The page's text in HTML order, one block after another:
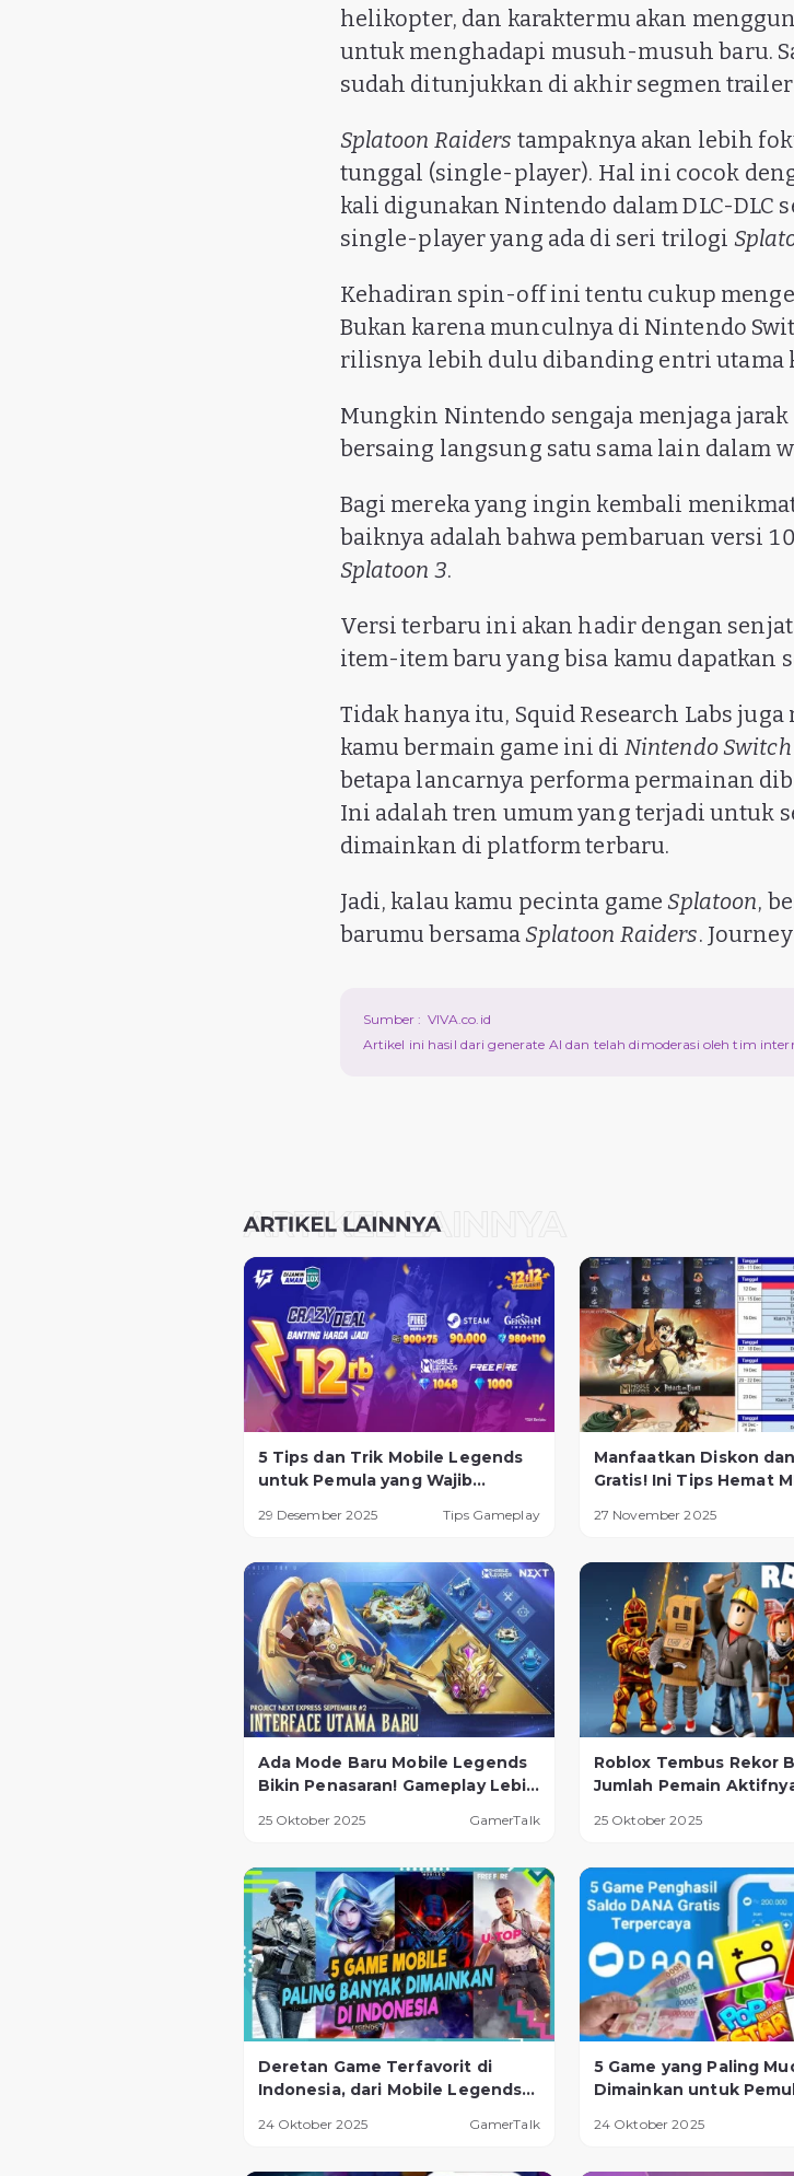
helikopter, dan karaktermu akan
untuk menghadapi musuh-musuh baru.
sudah ditunjukkan di akhir segmen
Splatoon Raiders tampaknya akan lebih
tunggal (single-player). Hal ini cocok
kali digunakan Nintendo dalam DLC-DLC
single-player yang ada di seri trilogi
Kehadiran spin-off ini tentu cukup
Bukan karena munculnya di Nintendo
rilisnya lebih dulu dibanding entri utama
Mungkin Nintendo sengaja menjaga jarak
bersaing langsung satu sama lain dalam
Bagi mereka yang ingin kembali
baiknya adalah bahwa pembaruan versi
Splatoon 3.
Versi terbaru ini akan hadir dengan
item-item baru yang bisa kamu dapatkan
Tidak hanya itu, Squid Research Labs
kamu bermain game ini di Nintendo
betapa lancarnya performa permainan
Ini adalah tren umum yang terjadi untuk
dimainkan di platform terbaru.
Jadi, kalau kamu pecinta gameSplatoon,
barumu bersamaSplatoon Raiders.
Sumber : VIVA.co.id
Artikel ini hasil dari generate AI dan telah dimoderasi oleh tim
5 Tips dan Trik Mobile Legends
untuk Pemula yang Wajib
29 Desember 2025 Tips Gameplay
Manfaatkan Diskon
Gratis! Ini Tips Hemat
27 November 2025
Ada Mode Baru Mobile Legends
Bikin Penasaran! Gameplay Lebih
Ekstrem
25 Oktober 2025 GamerTalk
Roblox Tembus Rekor
Jumlah Pemain
25 Oktober 2025
Deretan Game Terfavorit di
Indonesia, dari Mobile Legends
24 Oktober 2025 GamerTalk
5 Game yang Paling
Dimainkan untuk
24 Oktober 2025